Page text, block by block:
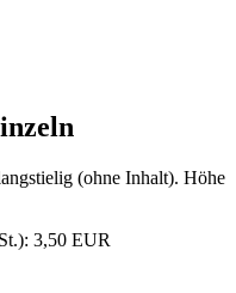
(ohne Inhalt). Höhe
3,50 EUR